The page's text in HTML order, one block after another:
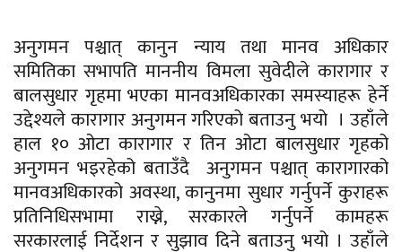
अनुगमन पश्चात् कानुन न्याय तथा मानव अधिकार
समितिका सभापति माननीय विमला सुवेदीले कारागार र
बालसुधार गृहमा भएका मानवअधिकारका समस्याहरू हेर्ने
उद्देश्यले कारागार अनुगमन गरिएको बताउनु भयो । उहाँले
हाल १० ओटा कारागार र तिन ओटा बालसुधार गृहको
अनुगमन भइरहेको बताउँदै अनुगमन पश्चात् कारागारको
मानवअधिकारको अवस्था, कानुनमा सुधार गर्नुपर्ने कुराहरू
प्रतिनिधिसभामा राख्ने, सरकारले गर्नुपर्ने कामहरू
सरकारलाई निर्देशन र सुझाव दिने बताउनु भयो । उहाँले